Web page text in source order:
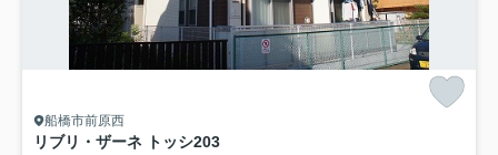
船橋市前原西
リブリ・ザーネ トッシ203